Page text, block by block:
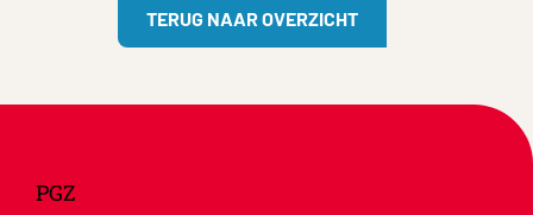
TERUG NAAR OVERZICHT
PGZ